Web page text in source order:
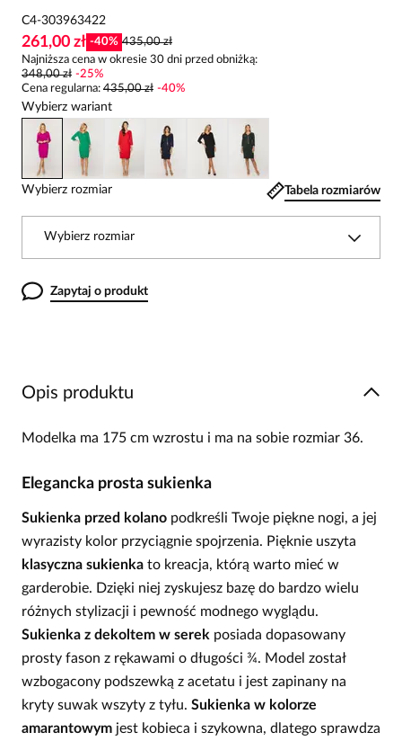
C4-303963422
261,00 zł -40% 435,00 zł
Najniższa cena w okresie 30 dni przed obniżką:
348,00 zł -25%
Cena regularna: 435,00 zł -40%
Wybierz wariant
Wybierz rozmiar Tabela rozmiarów
Wybierz rozmiar
Zapytaj o produkt
Opis produktu
Modelka ma 175 cm wzrostu i ma na sobie rozmiar 36.
Elegancka prosta sukienka
Sukienka przed kolano podkreśli Twoje piękne nogi, a jej
wyrazisty kolor przyciągnie spojrzenia. Pięknie uszyta
klasyczna sukienka to kreacja, którą warto mieć w
garderobie. Dzięki niej zyskujesz bazę do bardzo wielu
różnych stylizacji i pewność modnego wyglądu.
Sukienka z dekoltem w serek posiada dopasowany
prosty fason z rękawami o długości ¾. Model został
wzbogacony podszewką z acetatu i jest zapinany na
kryty suwak wszyty z tyłu. Sukienka w kolorze
amarantowym jest kobieca i szykowna, dlatego sprawdza